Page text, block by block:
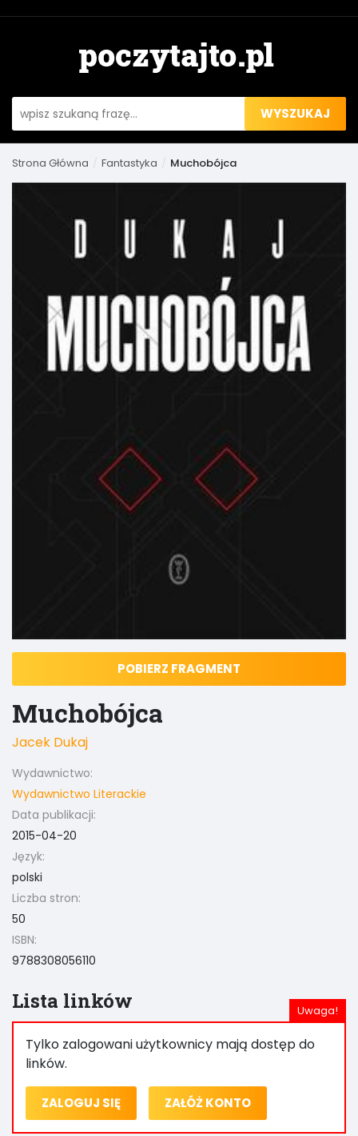
WYSZUKAJ
Strona Główna Fantastyka Muchobójca
POBIERZ FRAGMENT
Muchobójca
Jacek Dukaj
Wydawnictwo:
Wydawnictwo Literackie
Data publikacji:
2015-04-20
Język:
polski
Liczba stron:
50
ISBN:
9788308056110
Lista linków
Tylko zalogowani użytkownicy mają dostęp do
linków.
ZALOGUJ SIĘ ZAŁÓŻ KONTO